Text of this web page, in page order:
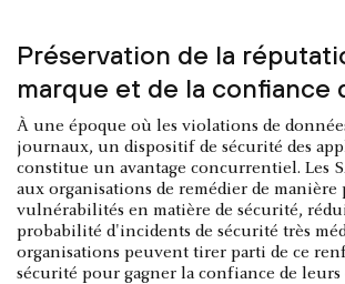
Préservation de la
marque et de la confiance
À une époque où les violations de
journaux, un dispositif de sécurité des
constitue un avantage concurrentiel. Les
aux organisations de remédier de manière
vulnérabilités en matière de sécurité,
probabilité d'incidents de sécurité très
organisations peuvent tirer parti de ce
sécurité pour gagner la confiance de leurs